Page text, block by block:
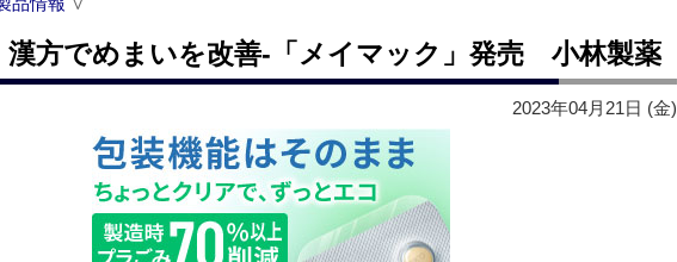
漢方でめまいを改善‐「メイマック」発売 小林製薬
2023年04月21日 (金)